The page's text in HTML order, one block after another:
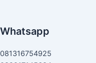
Whatsapp
081316754925